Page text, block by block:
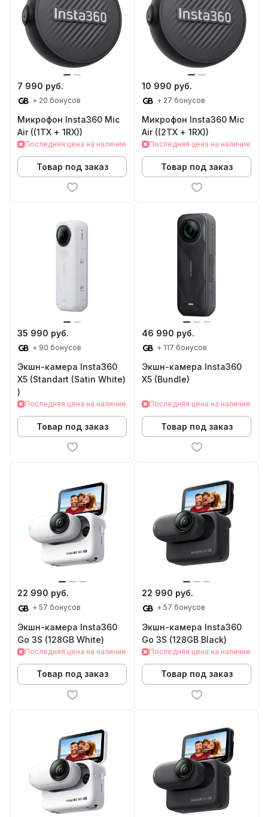
7 990 руб.
+ 20 бонусов
Микрофон Insta360 Mic
Air ((1TX + 1RX))
Последняя цена на наличие
Товар под заказ
10 990 руб.
+ 27 бонусов
Микрофон Insta360 Mic
Air ((2TX + 1RX))
Последняя цена на наличие
Товар под заказ
35 990 руб.
+ 90 бонусов
Экшн-камера Insta360
X5 (Standart (Satin White)
)
Последняя цена на наличие
Товар под заказ
46 990 руб.
+ 117 бонусов
Экшн-камера Insta360
X5 (Bundle)
Последняя цена на наличие
Товар под заказ
22 990 руб.
+ 57 бонусов
Экшн-камера Insta360
Go 3S (128GB White)
Последняя цена на наличие
Товар под заказ
22 990 руб.
+ 57 бонусов
Экшн-камера Insta360
Go 3S (128GB Black)
Последняя цена на наличие
Товар под заказ